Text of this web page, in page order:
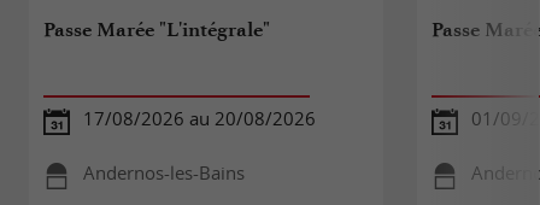
Passe Marée "L'intégrale"
17/08/2026 au 20/08/2026
Andernos-les-Bains
Passe
01/09/